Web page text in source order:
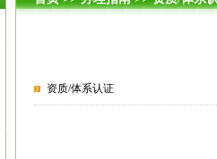
资质/体系认证